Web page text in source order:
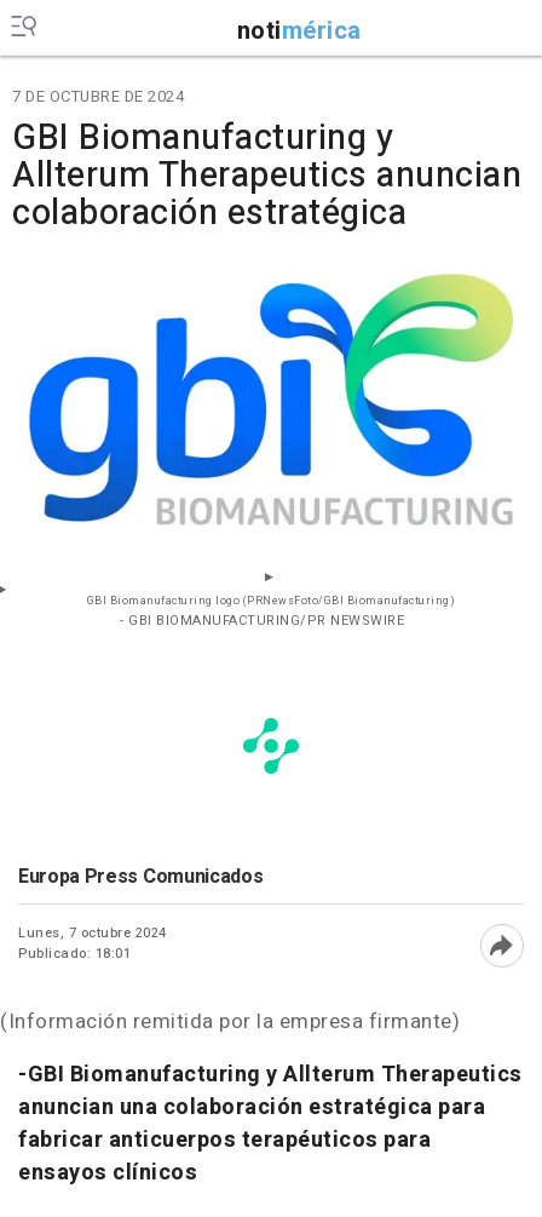
notimérica
7 DE OCTUBRE DE 2024
GBI Biomanufacturing y
Allterum Therapeutics anuncian
colaboración estratégica
GBI Biomanufacturing logo (PRNewsFoto/GBI Biomanufacturing)
- GBI BIOMANUFACTURING/PR NEWSWIRE
Europa Press Comunicados
Lunes, 7 octubre 2024
Publicado: 18:01
(Información remitida por la empresa firmante)
-GBI Biomanufacturing y Allterum Therapeutics
anuncian una colaboración estratégica para
fabricar anticuerpos terapéuticos para
ensayos clínicos